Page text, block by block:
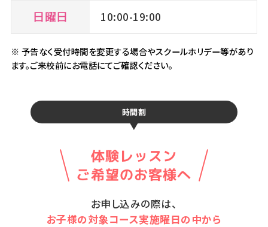
日曜日 10:00-19:00
※ 予告なく受付時間を変更する場合やスクールホリデー等があり
ます。ご来校前にお電話にてご確認ください。
時間割
体験レッスン
ご希望のお客様へ
お申し込みの際は、
お子様の対象コース実施曜日の中から